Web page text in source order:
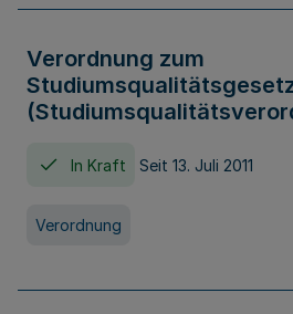
Verordnung zum
In Kraft Seit 13. Juli 2011
Verordnung